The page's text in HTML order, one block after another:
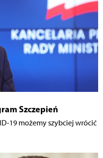
Szczepień
19 możemy szybciej wrócić